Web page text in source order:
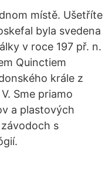
místě. Ušetříte
byla svedena
v roce 197 př. n.
Quinctiem
krále z
Sme priamo
a plastových
s